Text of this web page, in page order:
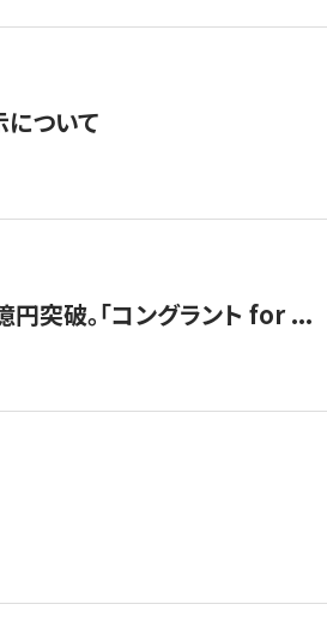
ついて
突破。「コングラント for ...